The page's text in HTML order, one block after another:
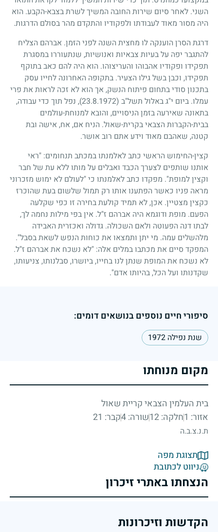
השני. לאחר סיום שירות החובה המשיך לשרת בצבא-הקבע. הוא
היה מסור מאוד לעבודתו ולפקודיו והתקדם מהר בסולם הדרגות.
דרגת הסרן הוענקה לו מחצית השנה לפני הזמן. אברהם הצליח
להתגבר יפה על בעיות צבאיות ואנושיות, שנתעוררו במסגרת
תפקידו ופקודיו אהבוהו והעריצוהו. הוא היה להם כאב בתוקף
תפקידו, וכבן בשל גילו הצעיר. בתקופה האחרונה לחייו עסק
בתכנון סודי בתחום פיתוח הנשק, אך הוא לא זכה לראות את פרי
עמלו. ביום י"ג באלול תשל"ב (23.8.1972)
, נפל תוך כדי עבודה,
בתאונה שאירעה בזמן הניסויים, והובא למנוחת-עולמים
בבית-הקברות הצבאי בקרית-שאול. הניח אם, אח, אישה ובת
קטנה, שאהבם מאוד וידע אתם רוב אושר.
קצין-החימוש הראשי כתב לאלמנתו במכתב תנחומים: "ראי
אותנו שותפים לצערך הכבד ואבלים על מותו ללא עת של חבר
וקצין למופת". מפקדו כתב לאלמנתו כי "לעולם לא ימוש מזכרוני
מראה פניו כאשר הפתענו אותו רק תמול שלשום בעת שהוכרז
כקצין מצטיין. אכן, לא תמיד קולעת בחירה זו כפי שקלעה
הפעם. מופת ודוגמא היה אברהם ז"ל. אין בפי מילות נחמה לך,
לבתו דנה הפעוטה ולאם השכולה. גדולה ואכזרית האבידה
מלהשלים עמה. מי יתן ותמצאו את כוחות הנפש לשאת בסבל".
המפקד סיים את מכתבו במלים אלה: "לא נשכח את אברהם ז"ל.
לא נשכח את המופת שנתן לנו בחייו, ביושרו, סבלנותו, צניעותו,
שקדנותו ועל הכל, בהיותו אדם".
סיפורי חיים נוספים בנושאים דומים:
שנת נפילה 1972
מקום מנוחתו
בית העלמין הצבאי קריית שאול
אזור: 1
חלקה: 12 שורה: 4 קבר: 21
ת.נ.צ.ב.ה
תצוגת מפה
ניווט לכתובת
הנצחתו באתרי זיכרון
הקדשות וזיכרונות